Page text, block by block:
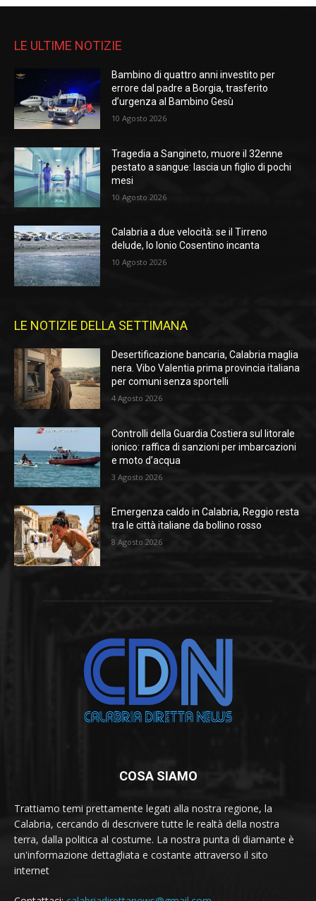
LE ULTIME NOTIZIE
Bambino di quattro anni investito per
errore dal padre a Borgia, trasferito
d’urgenza al Bambino Gesù
10 Agosto 2026
Tragedia a Sangineto, muore il 32enne
pestato a sangue: lascia un figlio di pochi
mesi
10 Agosto 2026
Calabria a due velocità: se il Tirreno
delude, lo Ionio Cosentino incanta
10 Agosto 2026
LE NOTIZIE DELLA SETTIMANA
Desertificazione bancaria, Calabria maglia
nera. Vibo Valentia prima provincia italiana
per comuni senza sportelli
4 Agosto 2026
Controlli della Guardia Costiera sul litorale
ionico: raffica di sanzioni per imbarcazioni
e moto d’acqua
3 Agosto 2026
Emergenza caldo in Calabria, Reggio resta
tra le città italiane da bollino rosso
8 Agosto 2026
COSA SIAMO
Trattiamo temi prettamente legati alla nostra regione, la
Calabria, cercando di descrivere tutte le realtà della nostra
terra, dalla politica al costume. La nostra punta di diamante è
un'informazione dettagliata e costante attraverso il sito
internet